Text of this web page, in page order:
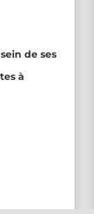
de ses
à